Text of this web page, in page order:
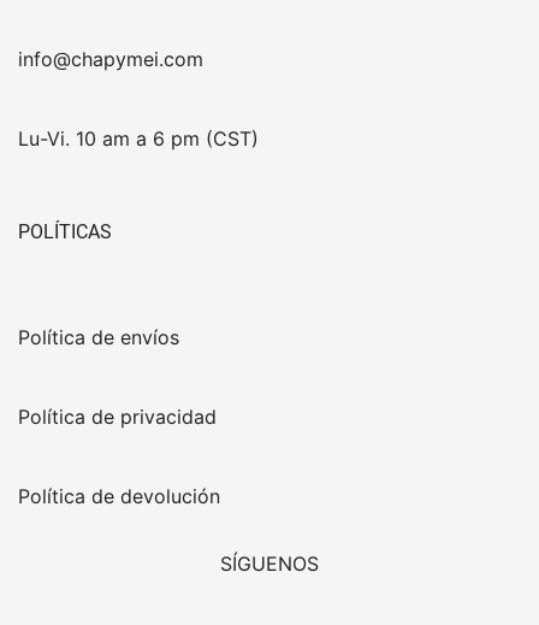
info@chapymei.com
Lu-Vi. 10 am a 6 pm (CST)
POLÍTICAS
Política de envíos
Política de privacidad
Política de devolución
SÍGUENOS